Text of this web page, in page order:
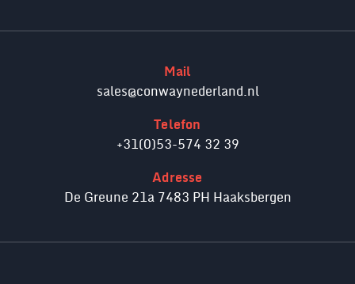
Mail
sales@conwaynederland.nl
Telefon
+31(0)53-574 32 39
Adresse
De Greune 21a 7483 PH Haaksbergen